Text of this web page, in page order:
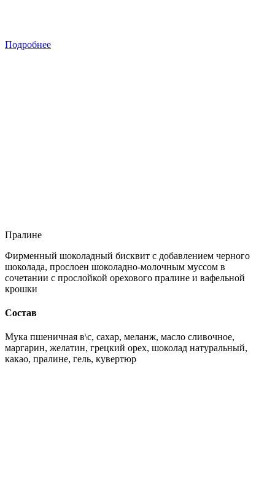
Подробнее
Пралине
Фирменный шоколадный бисквит с добавлением черного
шоколада, прослоен шоколадно-молочным муссом в
сочетании с прослойкой орехового пралине и вафельной
крошки
Состав
Мука пшеничная в\с, сахар, меланж, масло сливочное,
маргарин, желатин, грецкий орех, шоколад натуральный,
какао, пралине, гель, кувертюр